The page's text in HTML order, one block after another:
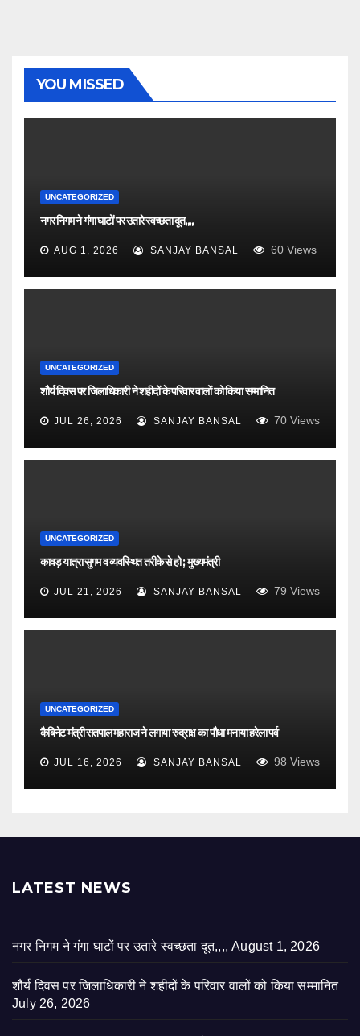
YOU MISSED
UNCATEGORIZED
नगर निगम ने गंगा घाटों पर उतारे स्वच्छता दूत,,,,
AUG 1, 2026 SANJAY BANSAL 60 Views
UNCATEGORIZED
शौर्य दिवस पर जिलाधिकारी ने शहीदों के परिवार वालों को किया सम्मानित
JUL 26, 2026 SANJAY BANSAL 70 Views
UNCATEGORIZED
कावड़ यात्रा सुगम व व्यवस्थित तरीके से हो ; मुख्यमंत्री
JUL 21, 2026 SANJAY BANSAL 79 Views
UNCATEGORIZED
कैबिनेट मंत्री सतपाल महाराज ने लगाया रुद्राक्ष का पौधा मनाया हरेला पर्व
JUL 16, 2026 SANJAY BANSAL 98 Views
LATEST NEWS
नगर निगम ने गंगा घाटों पर उतारे स्वच्छता दूत,,,, August 1, 2026
शौर्य दिवस पर जिलाधिकारी ने शहीदों के परिवार वालों को किया सम्मानित
July 26, 2026